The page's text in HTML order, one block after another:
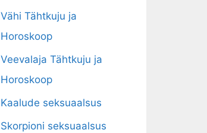
Vähi Tähtkuju ja
Horoskoop
Veevalaja Tähtkuju ja
Horoskoop
Kaalude seksuaalsus
Skorpioni seksuaalsus